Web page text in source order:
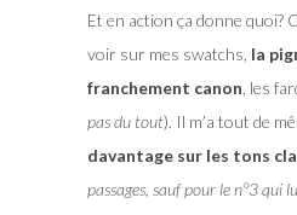
Et en action ça donne quoi?
voir sur mes swatchs, la
franchement canon , les
pas du tout). Il m’a tout de
davantage sur les tons
passages, sauf pour le n°3 qui